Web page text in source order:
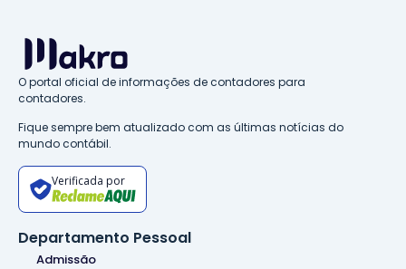
O portal oficial de informações de contadores para
contadores.
Fique sempre bem atualizado com as últimas notícias do
mundo contábil.
Verificada por
Departamento Pessoal
Admissão